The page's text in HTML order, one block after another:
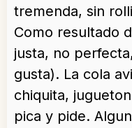
tremenda, sin
Como resultado
justa, no
gusta). La cola
chiquita,
pica y pide.